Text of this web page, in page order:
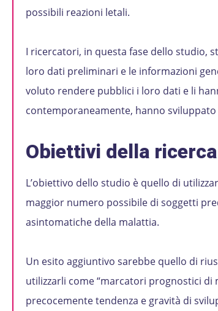
possibili reazioni letali.
I ricercatori, in questa fase dello studio,
loro dati preliminari e le informazioni
voluto rendere pubblici i loro dati e li
contemporaneamente, hanno
Obiettivi della ricerca
L’obiettivo dello studio è quello di
maggior numero possibile di soggetti
asintomatiche della malattia.
Un esito aggiuntivo sarebbe quello di
utilizzarli come “marcatori prognostici
precocemente tendenza e gravità di